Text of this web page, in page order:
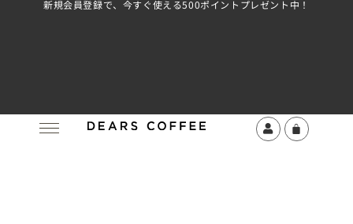
新規会員登録で、今すぐ使える500ポイントプレゼント中！